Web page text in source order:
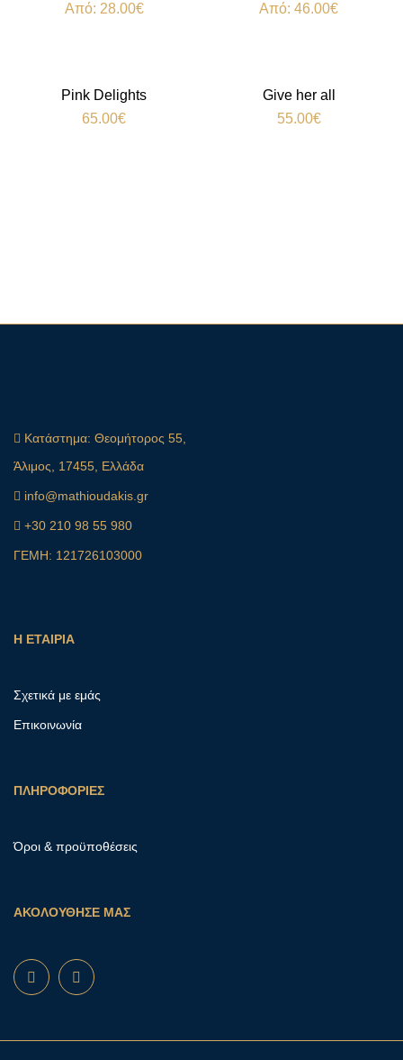
Από: 28.00€
Από:46.00€
Pink Delights
65.00€
Give her all
55.00€
Κατάστημα: Θεομήτορος 55,
Άλιμος, 17455, Ελλάδα
info@mathioudakis.gr
+30 210 98 55 980
ΓΕΜΗ: 121726103000
Η ΕΤΑΙΡΙΑ
Σχετικά με εμάς
Επικοινωνία
ΠΛΗΡΟΦΟΡΙΕΣ
Όροι & προϋποθέσεις
ΑΚΟΛΟΥΘΗΣΕ ΜΑΣ